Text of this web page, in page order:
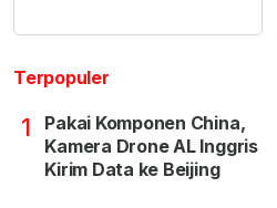
Terpopuler
1
Pakai Komponen China,
Kamera Drone AL Inggris
Kirim Data ke Beijing